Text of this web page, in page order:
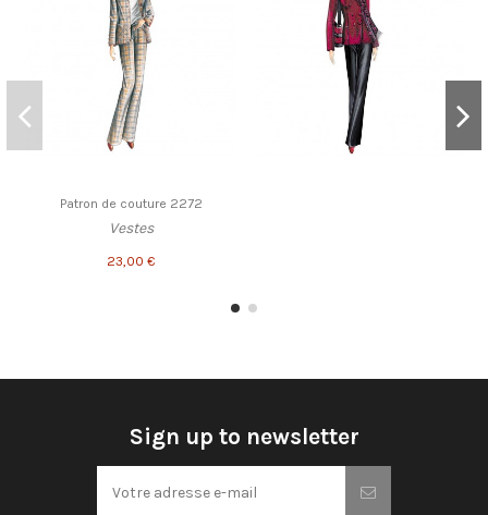
Patron de couture 2272
Vestes
23,00 €
Sign up to newsletter